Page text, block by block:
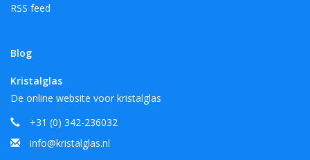
RSS feed
Blog
Kristalglas
De online website voor kristalglas
+31 (0) 342-236032
info@kristalglas.nl